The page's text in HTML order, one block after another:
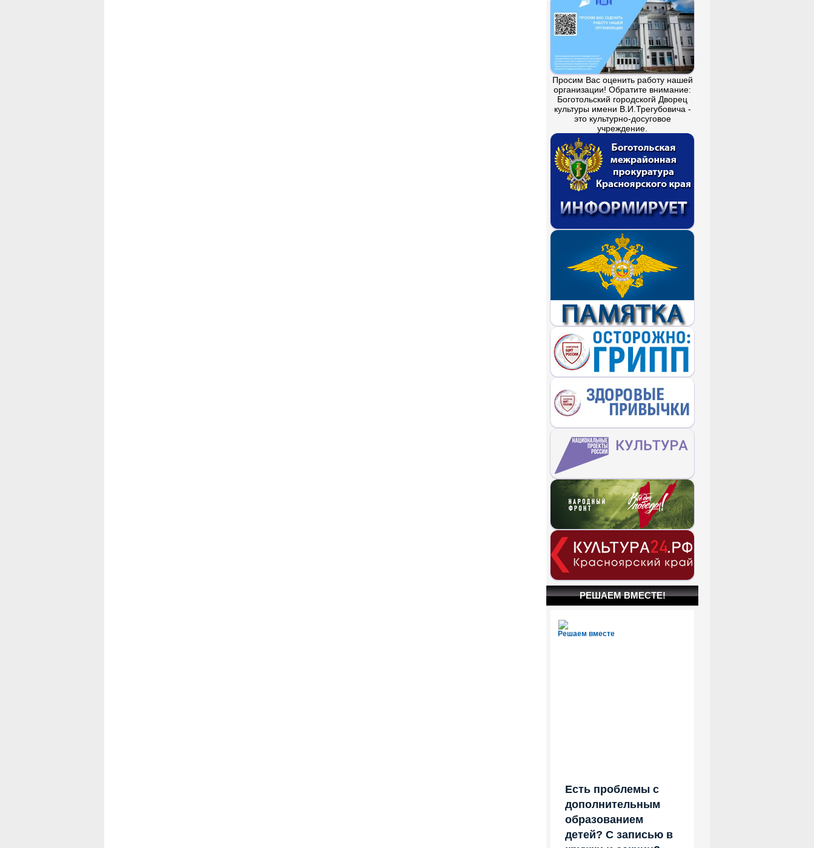
Просим Вас оценить работу нашей
организации! Обратите внимание:
Боготольский городскогй Дворец
культуры имени В.И.Трегубовича -
это культурно-досуговое
учреждение.
РЕШАЕМ ВМЕСТЕ!
Решаем вместе
Есть проблемы с
дополнительным
образованием
детей? С записью в